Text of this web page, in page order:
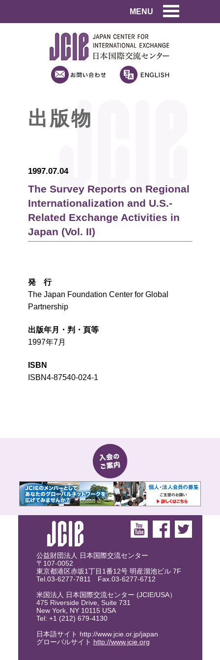
MENU
出版物
1997.07.04
The Survey Reports on Regional
Internationalization and U.S.-
Related Exchange Activities in
Japan (Vol. II)
発 行
The Japan Foundation Center for Global
Partnership
出版年月・判・頁等
1997年7月
ISBN
ISBN4-87540-024-1
公益財団法人 日本国際交流センター
〒107-0052
東京都港区赤坂1丁目1番12号 明産溜池ビル 7F
Tel.03-6277-7811 Fax.03-6277-6712
米国法人 日本国際交流センター (JCIE/USA）
475 Riverside Drive, Suite 731
New York, NY 10115 USA
Tel: +1 (212) 679-4130
日本語サイト http://www.jcie.or.jp/japan
グローバルサイト http://www.jcie.org